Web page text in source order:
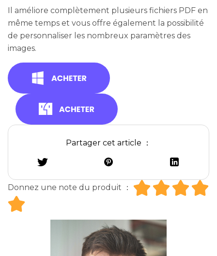
Il améliore complètement plusieurs fichiers PDF en
même temps et vous offre également la possibilité
de personnaliser les nombreux paramètres des
images.
Partager cet article ：
Donnez une note du produit ：